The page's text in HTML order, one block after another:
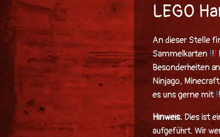
LEGO
An dieser Stelle
Sammelkarten !!!
Besonderheiten
Ninjago, Minecraft
es uns gerne mit!!
Hinweis: Dies ist
aufgeführt. Wir